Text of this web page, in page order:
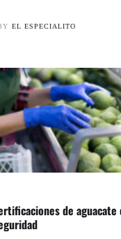
EL ESPECIALITO
de aguacate